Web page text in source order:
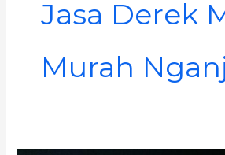
Jasa Derek
Murah